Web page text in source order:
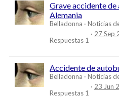
Grave accidente de
Alemania
Belladonna Noticias
Respuestas 1
27 Sep
Accidente de
Belladonna Noticias
Respuestas 1
23 Jun